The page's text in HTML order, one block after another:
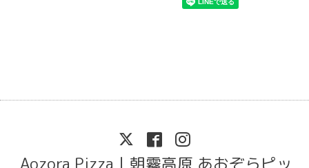
Aozora Pizza｜朝霧高原 あおぞらピッ